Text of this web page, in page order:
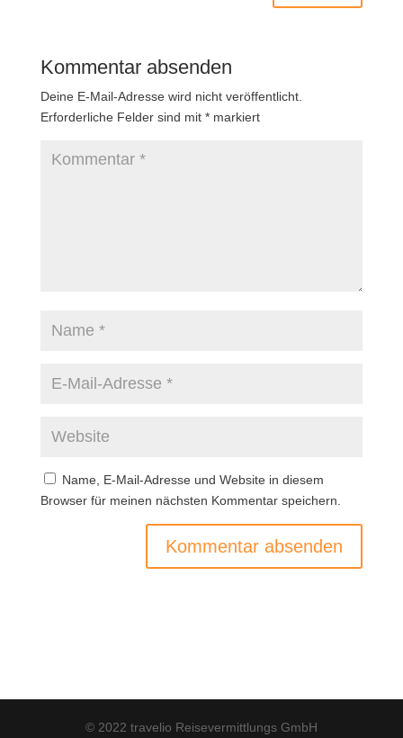
Kommentar absenden
Deine E-Mail-Adresse wird nicht veröffentlicht.
Erforderliche Felder sind mit *markiert
Name, E-Mail-Adresse und Website in diesem
Browser für meinen nächsten Kommentar speichern.
© 2022 travelio Reisevermittlungs GmbH